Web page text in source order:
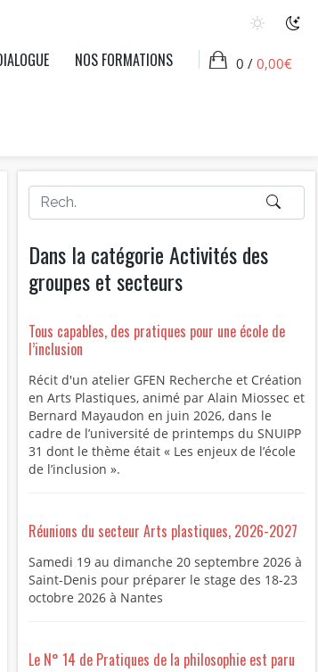
NOS FORMATIONS 0 / 0,00€
Dans la catégorie Activités des
groupes et secteurs
Tous capables, des pratiques pour une école de
l’inclusion
Récit d'un atelier GFEN Recherche et Création
en Arts Plastiques, animé par Alain Miossec et
Bernard Mayaudon en juin 2026, dans le
cadre de l’université de printemps du SNUIPP
31 dont le thème était « Les enjeux de l’école
de l’inclusion ».
Réunions du secteur Arts plastiques, 2026-2027
Samedi 19 au dimanche 20 septembre 2026 à
Saint-Denis pour préparer le stage des 18-23
octobre 2026 à Nantes
Le N° 14 de Pratiques de la philosophie est paru